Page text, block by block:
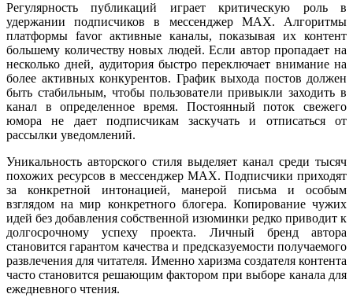
Регулярность публикаций играет критическую роль в
удержании подписчиков в мессенджер MAX. Алгоритмы
платформы favor активные каналы, показывая их контент
большему количеству новых людей. Если автор пропадает на
несколько дней, аудитория быстро переключает внимание на
более активных конкурентов. График выхода постов должен
быть стабильным, чтобы пользователи привыкли заходить в
канал в определенное время. Постоянный поток свежего
юмора не дает подписчикам заскучать и отписаться от
рассылки уведомлений.
Уникальность авторского стиля выделяет канал среди тысяч
похожих ресурсов в мессенджер MAX. Подписчики приходят
за конкретной интонацией, манерой письма и особым
взглядом на мир конкретного блогера. Копирование чужих
идей без добавления собственной изюминки редко приводит к
долгосрочному успеху проекта. Личный бренд автора
становится гарантом качества и предсказуемости получаемого
развлечения для читателя. Именно харизма создателя контента
часто становится решающим фактором при выборе канала для
ежедневного чтения.